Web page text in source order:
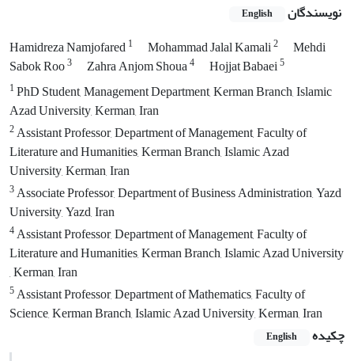
نویسندگان English
Hamidreza Namjofared1 Mohammad Jalal Kamali2
Mehdi
Sabok Roo3 Zahra Anjom Shoua4 Hojjat Babaei5
1PhD Student, Management Department, Kerman Branch, Islamic
Azad University, Kerman, Iran
2Assistant Professor, Department of Management, Faculty of
Literature and Humanities, Kerman Branch, Islamic Azad
University, Kerman, Iran
3Associate Professor, Department of Business Administration, Yazd
University, Yazd, Iran
4Assistant Professor, Department of Management, Faculty of
Literature and Humanities, Kerman Branch, Islamic Azad University
, Kerman, Iran
5Assistant Professor, Department of Mathematics, Faculty of
Science, Kerman Branch, Islamic Azad University, Kerman, Iran
چکیده
English